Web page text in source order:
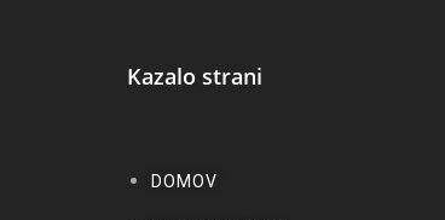
Kazalo strani
DOMOV